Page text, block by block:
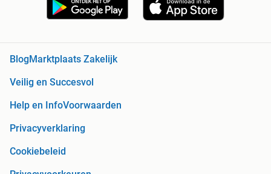
BlogMarktplaats Zakelijk
Veilig en Succesvol
Help en InfoVoorwaarden
Privacyverklaring
Cookiebeleid